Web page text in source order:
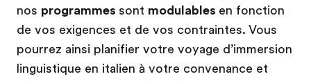
nos programmes sont modulables en fonction
de vos exigences et de vos contraintes. Vous
pourrez ainsi planifier votre voyage d’immersion
linguistique en italien à votre convenance et